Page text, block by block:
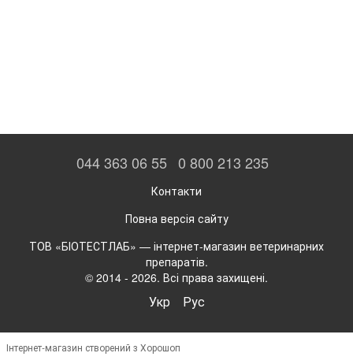
044 363 06 55 0 800 213 235
Контакти
Повна версія сайту
ТОВ «БІОТЕСТЛАБ» — інтернет-магазин ветеринарних
препаратів.
© 2014 - 2026. Всі права захищені.
Укр Рус
Інтернет-магазин створений з Хорошоп